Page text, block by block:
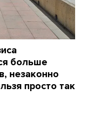
больше
незаконно
просто так